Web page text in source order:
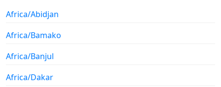
Africa/Abidjan
Africa/Bamako
Africa/Banjul
Africa/Dakar